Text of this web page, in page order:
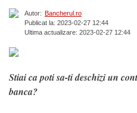
Autor: Bancherul.ro
Publicat la: 2023-02-27 12:44
Ultima actualizare: 2023-02-27 12:44
Stiai ca poti sa-ti deschizi un
banca?